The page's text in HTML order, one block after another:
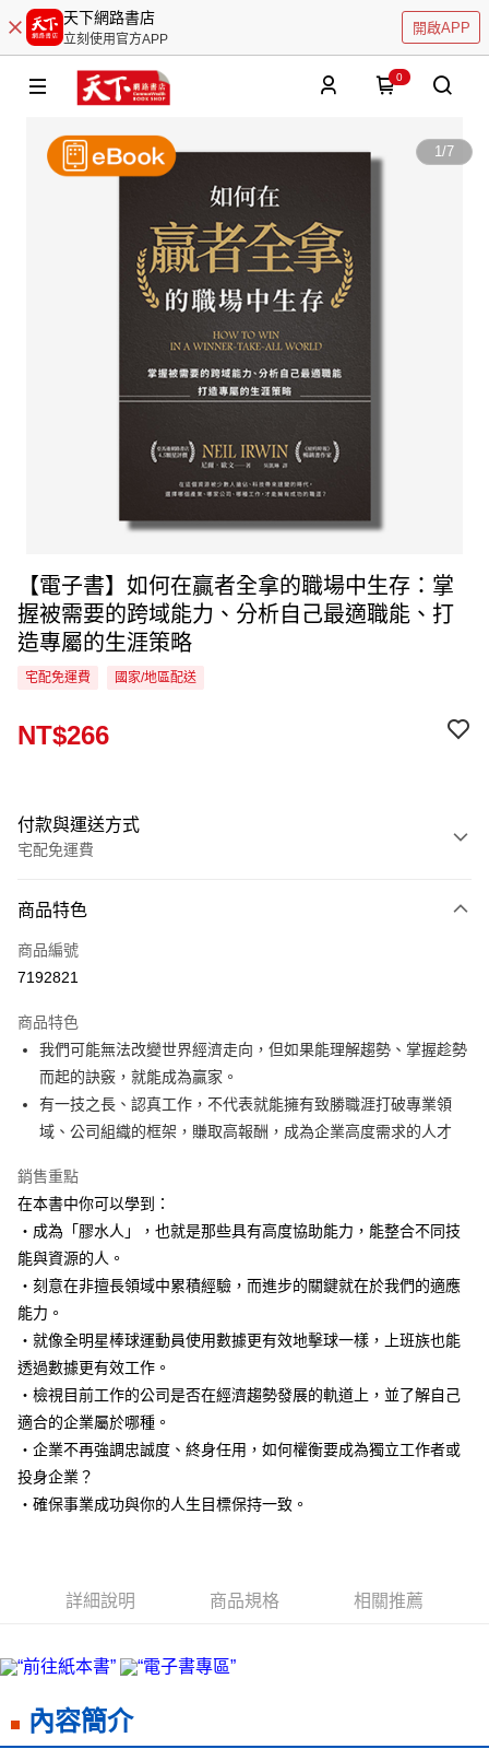
天下網路書店
立刻使用官方APP
開啟APP
0
1/7
【電子書】如何在贏者全拿的職場中生存：掌
握被需要的跨域能力、分析自己最適職能、打
造專屬的生涯策略
宅配免運費 國家/地區配送
NT$266
付款與運送方式
宅配免運費
信用卡一次付款
LINE Pay
街口支付
悠遊付
ATM付款
運送方式
宅配
每筆NT$70，滿NT$799(含以上)免運費
數位商品免運
免運費
免運費
離島宅配
每筆NT$200，滿NT$99,999(含以上)免運費
海外叢書運費
商品特色
商品編號
7192821
商品特色
我們可能無法改變世界經濟走向，但如果能理解趨勢、掌握趁勢
而起的訣竅，就能成為贏家。
有一技之長、認真工作，不代表就能擁有致勝職涯打破專業領
域、公司組織的框架，賺取高報酬，成為企業高度需求的人才
銷售重點
在本書中你可以學到：
・成為「膠水人」，也就是那些具有高度協助能力，能整合不同技
能與資源的人。
・刻意在非擅長領域中累積經驗，而進步的關鍵就在於我們的適應
能力。
・就像全明星棒球運動員使用數據更有效地擊球一樣，上班族也能
透過數據更有效工作。
・檢視目前工作的公司是否在經濟趨勢發展的軌道上，並了解自己
適合的企業屬於哪種。
・企業不再強調忠誠度、終身任用，如何權衡要成為獨立工作者或
投身企業？
・確保事業成功與你的人生目標保持一致。
詳細說明 商品規格 相關推薦
內容簡介